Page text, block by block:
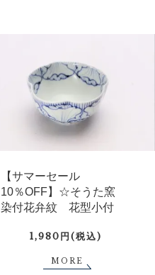
【サマーセール
10％OFF】☆そうた窯
染付花弁紋 花型小付
1,980円(税込)
MORE